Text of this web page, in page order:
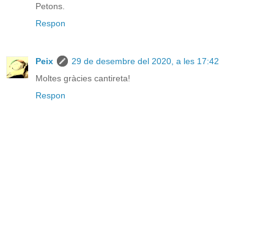
Petons.
Respon
Peix
29 de desembre del 2020, a les 17:42
Moltes gràcies cantireta!
Respon